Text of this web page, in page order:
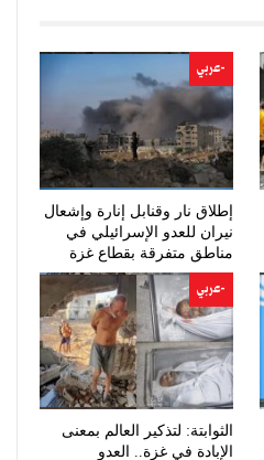
-عربي
إطلاق نار وقنابل إنارة وإشعال
نيران للعدو الإسرائيلي في
مناطق متفرقة بقطاع غزة
-عربي
الثوابتة: لتذكير العالم بمعنى
الإبادة في غزة.. العدو